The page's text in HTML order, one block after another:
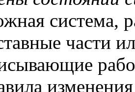
система,
части